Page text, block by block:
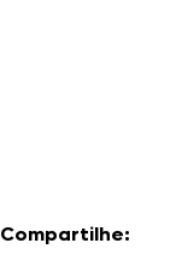
Compartilhe: